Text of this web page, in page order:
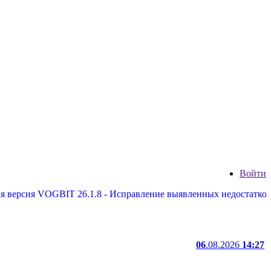
Войти
VOGBIT 26.1.8 - Исправление выявленных недостатков,
06.08.2026 14:27